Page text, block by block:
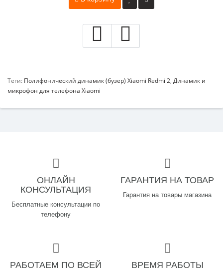
Теги: Полифонический динамик (бузер) Xiaomi Redmi 2, Динамик и
микрофон для телефона Xiaomi
ОНЛАЙН
КОНСУЛЬТАЦИЯ
Бесплатные консультации по
телефону
ГАРАНТИЯ НА ТОВАР
Гарантия на товары магазина
РАБОТАЕМ ПО ВСЕЙ
ВРЕМЯ РАБОТЫ